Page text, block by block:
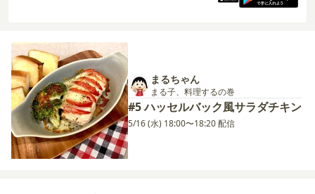
まるちゃん
まる子、料理するの巻
#5 ハッセルバック風サラダチキン
5/16 (水) 18:00〜18:20 配信